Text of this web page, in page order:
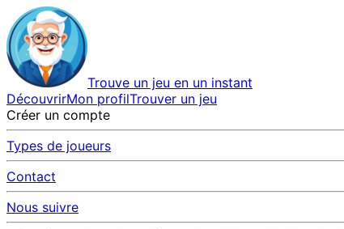
Trouve un jeu en un instant
DécouvrirMon profilTrouver un jeu
Créer un compte
Types de joueurs
Contact
Nous suivre